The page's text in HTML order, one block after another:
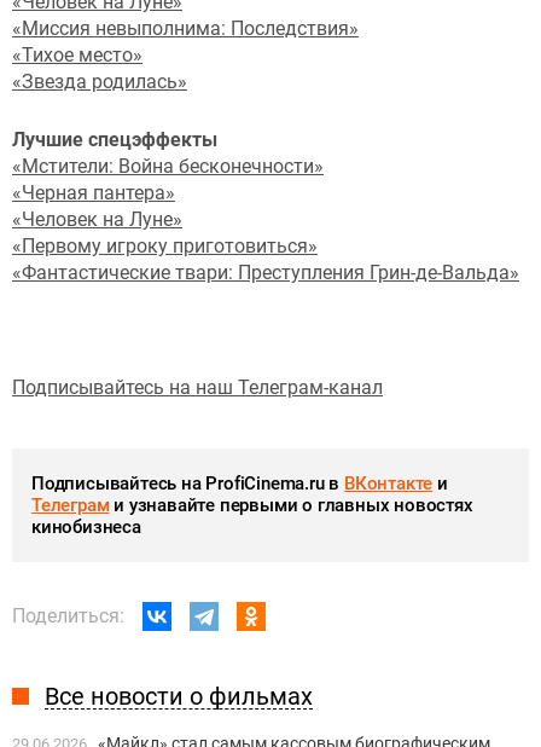
«Миссия невыполнима: Последствия»
«Тихое место»
«Звезда родилась»
Лучшие спецэффекты
«Мстители: Война бесконечности»
«Черная пантера»
«Человек на Луне»
«Первому игроку приготовиться»
«Фантастические твари: Преступления Грин-де-Вальда»
Подписывайтесь на наш Телеграм-канал
Подписывайтесь на ProfiCinema.ru в ВКонтакте и
Телеграми узнавайте первыми о главных новостях
кинобизнеса
Поделиться:
Все новости о фильмах